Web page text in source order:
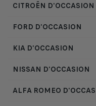
CITROËN D'OCCASION
FORD D'OCCASION
KIA D'OCCASION
NISSAN D'OCCASION
ALFA ROMEO